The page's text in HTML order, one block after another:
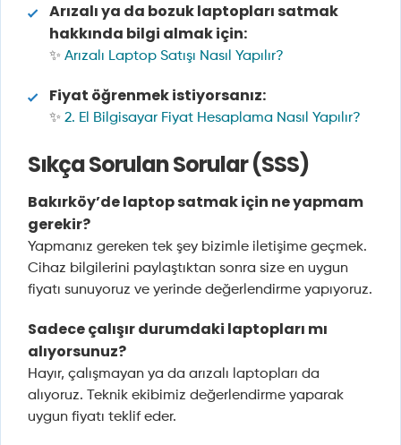
Arızalı ya da bozuk laptopları satmak
hakkında bilgi almak için:
✨ Arızalı Laptop Satışı Nasıl Yapılır?
Fiyat öğrenmek istiyorsanız:
✨ 2. El Bilgisayar Fiyat Hesaplama Nasıl Yapılır?
Sıkça Sorulan Sorular (SSS)
Bakırköy’de laptop satmak için ne yapmam
gerekir?
Yapmanız gereken tek şey bizimle iletişime geçmek.
Cihaz bilgilerini paylaştıktan sonra size en uygun
fiyatı sunuyoruz ve yerinde değerlendirme yapıyoruz.
Sadece çalışır durumdaki laptopları mı
alıyorsunuz?
Hayır, çalışmayan ya da arızalı laptopları da
alıyoruz. Teknik ekibimiz değerlendirme yaparak
uygun fiyatı teklif eder.